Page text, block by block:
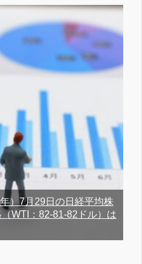
）7月29日の日経平均株
WTI：82-81-82ドル）は